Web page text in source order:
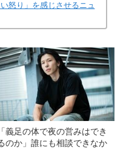
怒り」を感じさせるニュ
「義足の体で夜の営みはでき
のか」誰にも相談できなか